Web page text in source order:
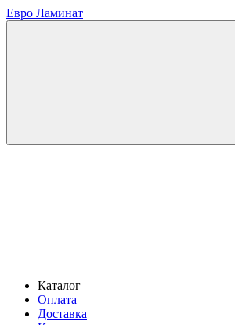
Евро Ламинат
Каталог
Оплата
Доставка